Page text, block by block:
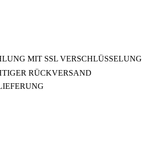
MIT SSL VERSCHLÜSSELUNG
RÜCKVERSAND